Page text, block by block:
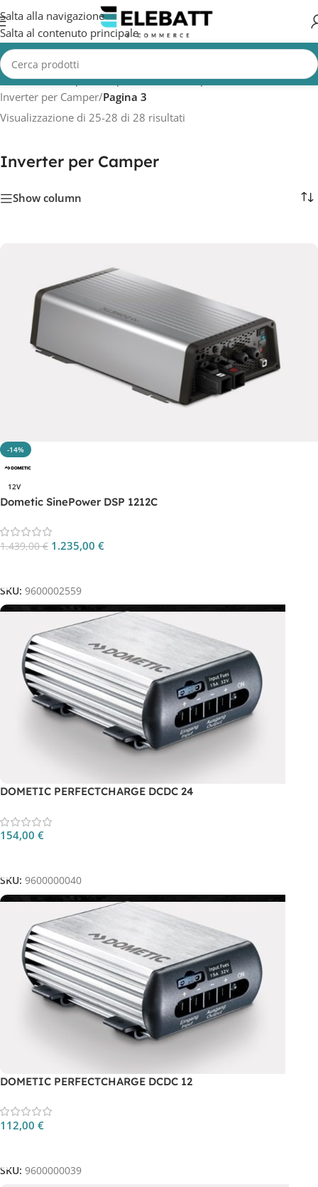
Salta alla navigazione
Salta al contenuto principale
Home/Batterie per Camper/Batterie Camper/
Inverter per Camper/Pagina 3
Visualizzazione di 25-28 di 28 risultati
Inverter per Camper
Show column
-14%
12V
Dometic SinePower DSP 1212C
1.439,00€ 1.235,00 €
SKU: 9600002559
DOMETIC PERFECTCHARGE DCDC 24
154,00 €
SKU: 9600000040
DOMETIC PERFECTCHARGE DCDC 12
112,00 €
SKU: 9600000039